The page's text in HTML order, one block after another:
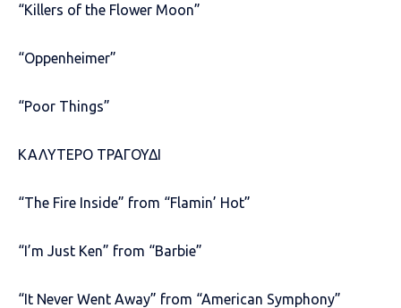
“Killers of the Flower Moon”
“Oppenheimer”
“Poor Things”
ΚΑΛΥΤΕΡΟ ΤΡΑΓΟΥΔΙ
“The Fire Inside” from “Flamin’ Hot”
“I’m Just Ken” from “Barbie”
“It Never Went Away” from “American Symphony”